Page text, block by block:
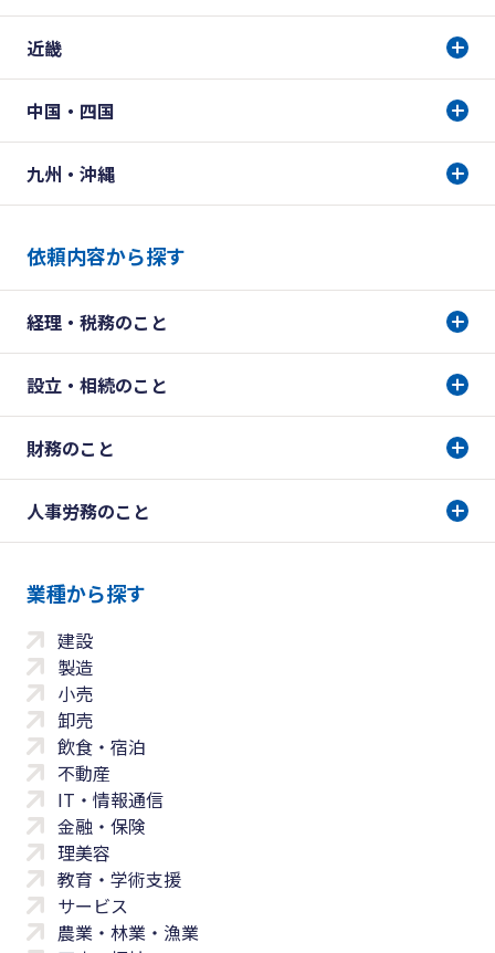
近畿
中国・四国
九州・沖縄
依頼内容から探す
経理・税務のこと
設立・相続のこと
財務のこと
人事労務のこと
業種から探す
建設
製造
小売
卸売
飲食・宿泊
不動産
IT・情報通信
金融・保険
理美容
教育・学術支援
サービス
農業・林業・漁業